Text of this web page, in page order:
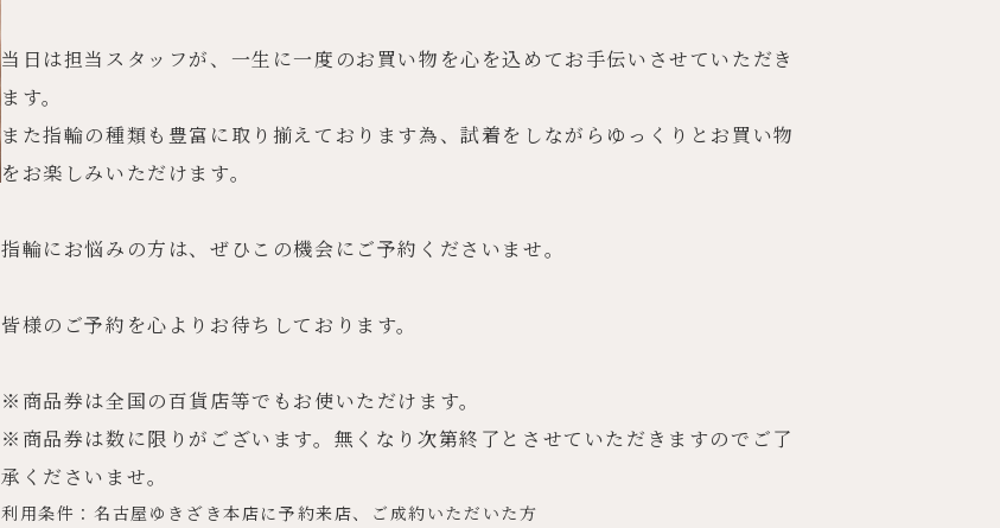
当日は担当スタッフが、一生に一度のお買い物を心を込めてお手伝いさせていただき
ます。
また指輪の種類も豊富に取り揃えております為、試着をしながらゆっくりとお買い物
をお楽しみいただけます。
指輪にお悩みの方は、ぜひこの機会にご予約くださいませ。
皆様のご予約を心よりお待ちしております。
※商品券は全国の百貨店等でもお使いただけます。
※商品券は数に限りがございます。無くなり次第終了とさせていただきますのでご了
承くださいませ。
利用条件：名古屋ゆきざき本店に予約来店、ご成約いただいた方